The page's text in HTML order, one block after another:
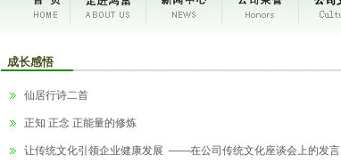
成长感悟
仙居行诗二首
正知 正念 正能量的修炼
让传统文化引领企业健康发展 ——在公司传统文化座谈会上的发言